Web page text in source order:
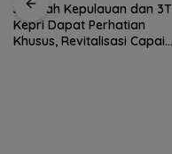
Sekolah Kepulauan dan 3T
Kepri Dapat Perhatian
Khusus, Revitalisasi Capai